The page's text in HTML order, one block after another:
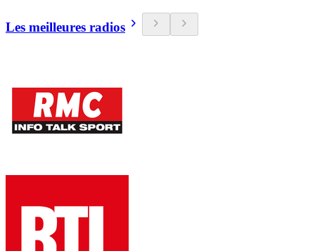
Les meilleures radios